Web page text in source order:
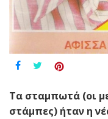
Τα σταμπωτά (οι
στάμπες) ήταν η